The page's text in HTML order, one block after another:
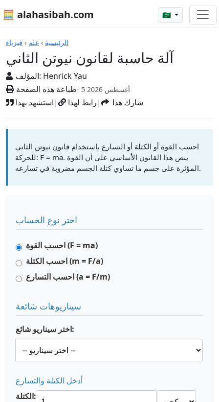
🧮 alahasibah.com 🇸🇦
الرئيسية › علم › فيزياء
آلة حاسبة لقانون نيوتن الثاني
المؤلف: Henrick Yau
طباعة هذه الصفحة
- 5 أغسطس 2026
استشهد بهذا| رابط لهذا| شارك هذا
الآلات الحاسبة
احسب القوة أو الكتلة أو التسارع باستخدام قانون نيوتن الثاني
للحركة: F = ma. ينص هذا القانون الأساسي على أن القوة
المؤثرة على جسم ما تساوي كتلة الجسم مضروبة في تسارعه.
اختر نوع الحساب
احسب القوة (F = ma)
احسب الكتلة (m = F/a)
احسب التسارع (a = F/m)
سيناريوهات شائعة
اختر سيناريو شائع:
أدخل الكتلة والتسارع
الكتلة: